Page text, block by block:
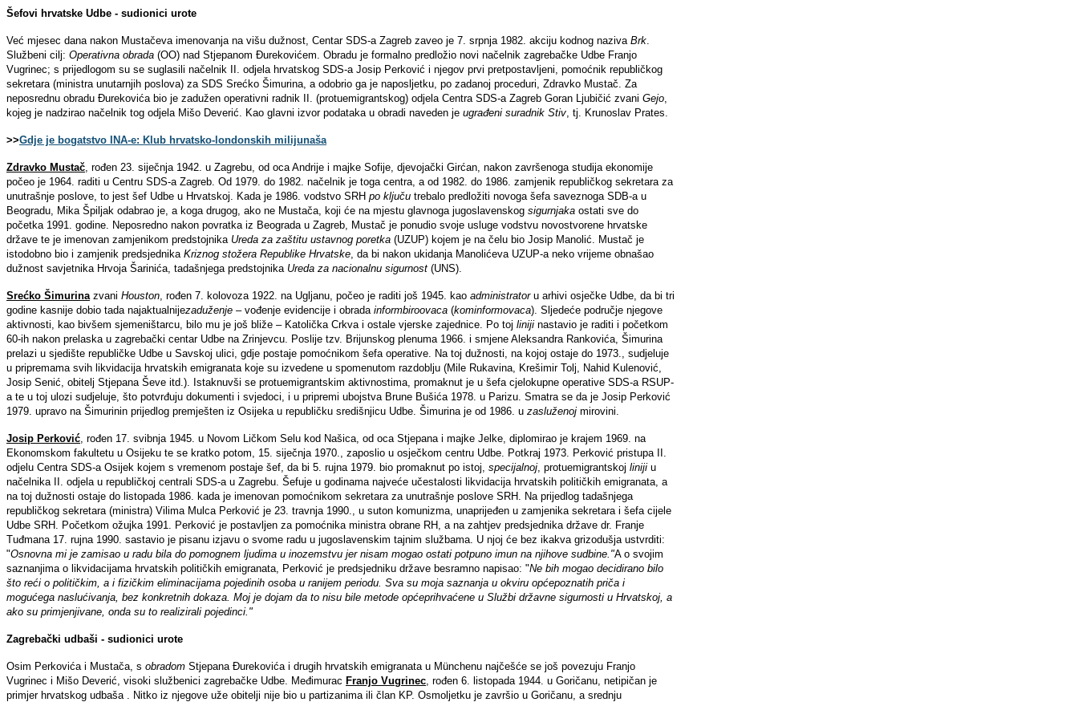
Šefovi hrvatske Udbe - sudionici urote
Već mjesec dana nakon Mustačeva imenovanja na višu dužnost, Centar SDS-a Zagreb zaveo je 7. srpnja 1982. akciju kodnog naziva Brk
Službeni cilj: Operativna obrada (OO) nad Stjepanom Đurekovićem. Obradu je formalno predložio novi načelnik zagrebačke Udbe Franjo
Vugrinec; s prijedlogom su se suglasili načelnik II. odjela hrvatskog SDS-a Josip Perković i njegov prvi pretpostavljeni, pomoćnik republičkog
sekretara (ministra unutarnjih poslova) za SDS Srećko Šimurina, a odobrio ga je naposljetku, po zadanoj proceduri, Zdravko Mustač. Za
neposrednu obradu Đurekovića bio je zadužen operativni radnik II. (protuemigrantskog) odjela Centra SDS-a Zagreb Goran Ljubičić zvani Gejo
kojeg je nadzirao načelnik tog odjela Mišo Deverić. Kao glavni izvor podataka u obradi naveden je ugrađeni suradnik Stiv , tj. Krunoslav Prates.
>>Gdje je bogatstvo INA-e: Klub hrvatsko-londonskih milijunaša
Zdravko Mustač , rođen 23. siječnja 1942. u Zagrebu, od oca Andrije i majke Sofije, djevojački Girćan, nakon završenoga studija ekonomije
počeo je 1964. raditi u Centru SDS-a Zagreb. Od 1979. do 1982. načelnik je toga centra, a od 1982. do 1986. zamjenik republičkog sekretara za
unutrašnje poslove, to jest šef Udbe u Hrvatskoj. Kada je 1986. vodstvo SRH po ključu trebalo predložiti novoga šefa saveznoga SDB-a u
Beogradu, Mika Špiljak odabrao je, a koga drugog, ako ne Mustača, koji će na mjestu glavnoga jugoslavenskog sigurnjaka ostati sve do
početka 1991. godine. Neposredno nakon povratka iz Beograda u Zagreb, Mustač je ponudio svoje usluge vodstvu novostvorene hrvatske
države te je imenovan zamjenikom predstojnika Ureda za zaštitu ustavnog poretka (UZUP) kojem je na čelu bio Josip Manolić. Mustač je
istodobno bio i zamjenik predsjednika Kriznog stožera Republike Hrvatske , da bi nakon ukidanja Manolićeva UZUP-a neko vrijeme obnašao
dužnost savjetnika Hrvoja Šarinića, tadašnjega predstojnika Ureda za nacionalnu sigurnost (UNS).
Srećko Šimurina zvani Houston , rođen 7. kolovoza 1922. na Ugljanu, počeo je raditi još 1945. kao administratoru arhivi osječke Udbe, da bi tri
godine kasnije dobio tada najaktualnijezaduženje – vođenje evidencije i obrada informbiroovaca (kominformovaca). Sljedeće područje njegove
aktivnosti, kao bivšem sjemeništarcu, bilo mu je još bliže – Katolička Crkva i ostale vjerske zajednice. Po toj liniji nastavio je raditi i početkom
60-ih nakon prelaska u zagrebački centar Udbe na Zrinjevcu. Poslije tzv. Brijunskog plenuma 1966. i smjene Aleksandra Rankovića, Šimurina
prelazi u sjedište republičke Udbe u Savskoj ulici, gdje postaje pomoćnikom šefa operative. Na toj dužnosti, na kojoj ostaje do 1973., sudjeluje
u pripremama svih likvidacija hrvatskih emigranata koje su izvedene u spomenutom razdoblju (Mile Rukavina, Krešimir Tolj, Nahid Kulenović,
Josip Senić, obitelj Stjepana Ševe itd.). Istaknuvši se protuemigrantskim aktivnostima, promaknut je u šefa cjelokupne operative SDS-a RSUP-
a te u toj ulozi sudjeluje, što potvrđuju dokumenti i svjedoci, i u pripremi ubojstva Brune Bušića 1978. u Parizu. Smatra se da je Josip Perković
1979. upravo na Šimurinin prijedlog premješten iz Osijeka u republičku središnjicu Udbe. Šimurina je od 1986. u zasluženoj mirovini.
Josip Perković , rođen 17. svibnja 1945. u Novom Ličkom Selu kod Našica, od oca Stjepana i majke Jelke, diplomirao je krajem 1969. na
Ekonomskom fakultetu u Osijeku te se kratko potom, 15. siječnja 1970., zaposlio u osječkom centru Udbe. Potkraj 1973. Perković pristupa II.
odjelu Centra SDS-a Osijek kojem s vremenom postaje šef, da bi 5. rujna 1979. bio promaknut po istoj, specijalnoj , protuemigrantskoj liniji u
načelnika II. odjela u republičkoj centrali SDS-a u Zagrebu. Šefuje u godinama najveće učestalosti likvidacija hrvatskih političkih emigranata, a
na toj dužnosti ostaje do listopada 1986. kada je imenovan pomoćnikom sekretara za unutrašnje poslove SRH. Na prijedlog tadašnjega
republičkog sekretara (ministra) Vilima Mulca Perković je 23. travnja 1990., u suton komunizma, unaprijeđen u zamjenika sekretara i šefa cijele
Udbe SRH. Početkom ožujka 1991. Perković je postavljen za pomoćnika ministra obrane RH, a na zahtjev predsjednika države dr. Franje
Tuđmana 17. rujna 1990. sastavio je pisanu izjavu o svome radu u jugoslavenskim tajnim službama. U njoj će bez ikakva grizodušja ustvrditi:
"Osnovna mi je zamisao u radu bila do pomognem ljudima u inozemstvu jer nisam mogao ostati potpuno imun na njihove sudbine."A o svojim
saznanjima o likvidacijama hrvatskih političkih emigranata, Perković je predsjedniku države besramno napisao: "Ne bih mogao decidirano bilo
što reći o političkim, a i fizičkim eliminacijama pojedinih osoba u ranijem periodu. Sva su moja saznanja u okviru općepoznatih priča i
mogućega naslućivanja, bez konkretnih dokaza. Moj je dojam da to nisu bile metode općeprihvaćene u Službi državne sigurnosti u Hrvatskoj, a
ako su primjenjivane, onda su to realizirali pojedinci."
Zagrebački udbaši - sudionici urote
Osim Perkovića i Mustača, s obradom Stjepana Đurekovića i drugih hrvatskih emigranata u Münchenu najčešće se još povezuju Franjo
Vugrinec i Mišo Deverić, visoki službenici zagrebačke Udbe. Međimurac Franjo Vugrinec , rođen 6. listopada 1944. u Goričanu, netipičan je
primjer hrvatskog udbaša . Nitko iz njegove uže obitelji nije bio u partizanima ili član KP. Osmoljetku je završio u Goričanu, a srednju